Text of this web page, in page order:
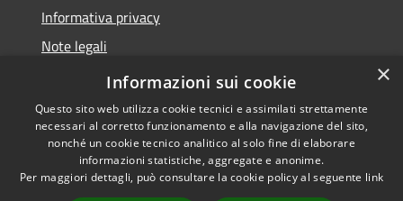
Informativa privacy
Note legali
Dichiarazione di accessibilità
Accessibilità
Copyright © 2026 • Comune di
Sarmato • Powered by
×
Informazioni sui cookie
Questo sito web utilizza cookie tecnici e assimilati strettamente
necessari al corretto funzionamento e alla navigazione del sito,
nonché un cookie tecnico analitico al solo fine di elaborare
informazioni statistiche, aggregate e anonime.
Per maggiori dettagli, può consultare la cookie policy al seguente link